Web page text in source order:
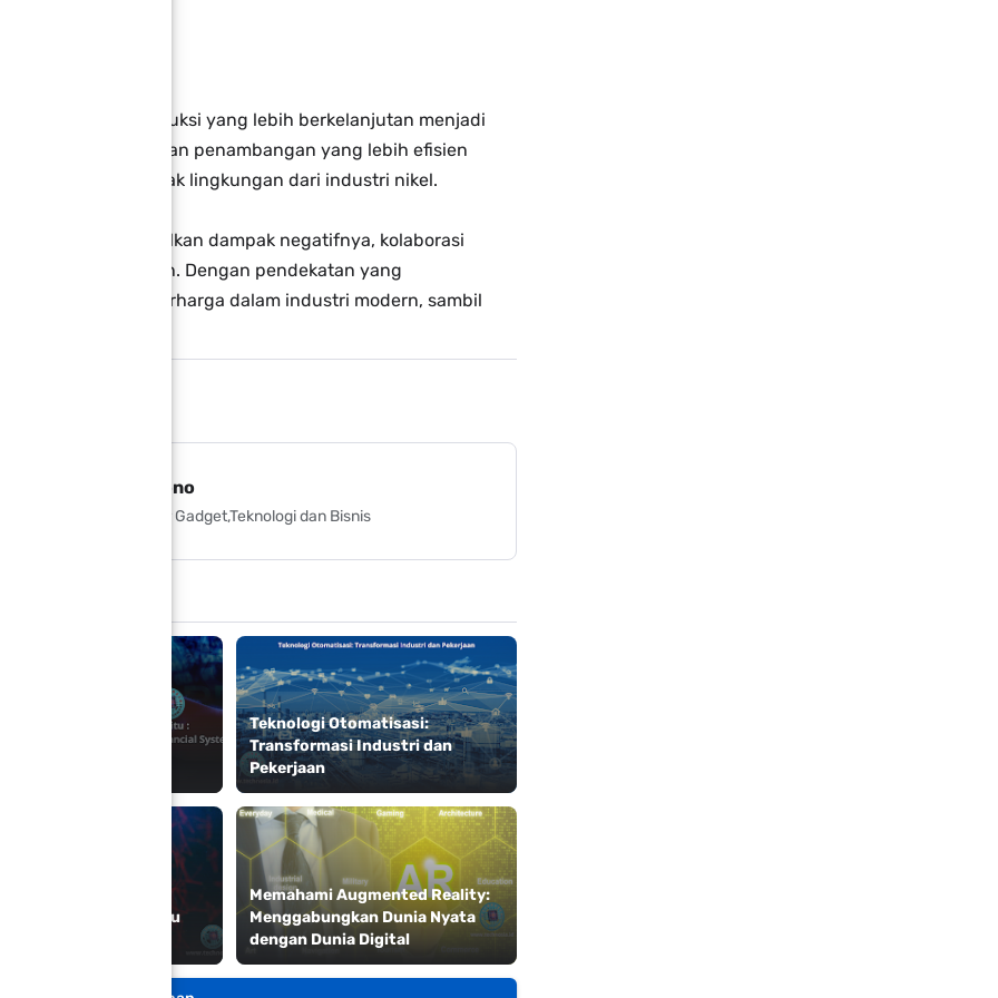
dan metode produksi yang lebih berkelanjutan menjadi
dalam daur ulang dan penambangan yang lebih efisien
dampak lingkungan dari industri nikel.
sambil meminimalkan dampak negatifnya, kolaborasi
sangat diperlukan. Dengan pendekatan yang
yang sangat berharga dalam industri modern, sambil
Agung Laksono
Yang Tertarik Seputar Gadget,Teknologi dan Bisnis
Teknologi Otomatisasi:
Transformasi Industri dan
Pekerjaan
Quantum: Menuju
Memahami Augmented Reality:
Menggabungkan Dunia Nyata
dengan Dunia Digital